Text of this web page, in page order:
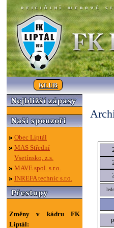
KLUB
Obec Liptál
MAS Střední
Vsetínsko, z.s.
MAVE spol. s.r.o.
INREFA technic s.r.o.
Změny v kádru FK
Liptál: